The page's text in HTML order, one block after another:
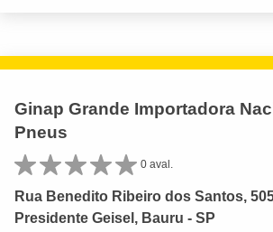
Ginap Grande Importadora
Pneus
0 aval.
Rua Benedito Ribeiro dos Santos,
Presidente Geisel, Bauru - SP